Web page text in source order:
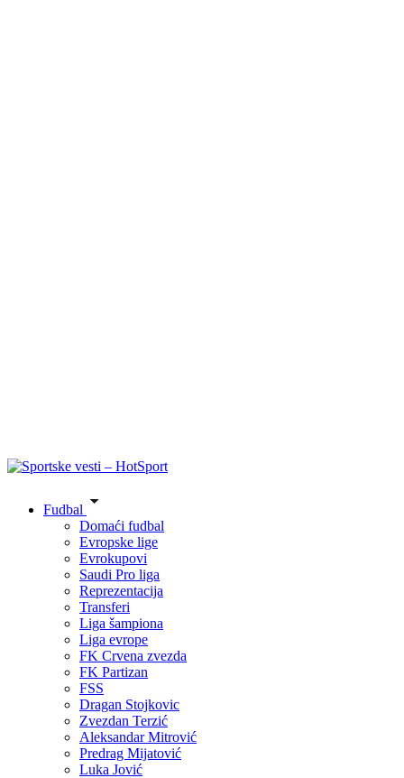
Fudbal
Domaći fudbal
Evropske lige
Evrokupovi
Saudi Pro liga
Reprezentacija
Transferi
Liga šampiona
Liga evrope
FK Crvena zvezda
FK Partizan
FSS
Dragan Stojkovic
Zvezdan Terzić
Aleksandar Mitrović
Predrag Mijatović
Luka Jović